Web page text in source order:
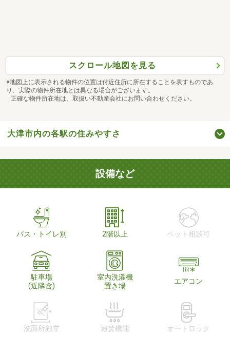
スクロール地図を見る
※地図上に表示される物件の位置は付近住所に所在することを表すものであ
り、実際の物件所在地とは異なる場合がございます。
正確な物件所在地は、取扱い不動産会社にお問い合わせください。
大津市内の各駅の住みやすさ
設備など
バス・トイレ別 2階以上 ペット相談可
駐車場
(近隣含)
室内洗濯機
置き場
エアコン
洗面所独立 追焚機能 オートロック